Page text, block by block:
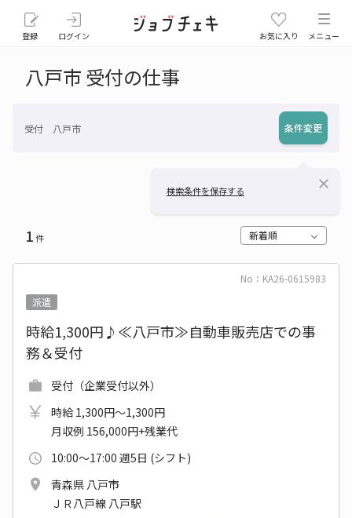
登録 ログイン お気に入り メニュー
八戸市 受付の仕事
受付 八戸市 条件変更
検索条件を保存する close
1件 新着順
No：KA26-0615983
派遣
時給1,300円♪≪八戸市≫自動車販売店での事
務＆受付
受付（企業受付以外）
時給 1,300円～1,300円
月収例 156,000円+残業代
10:00～17:00 週5日 (シフト)
青森県 八戸市
ＪＲ八戸線 八戸駅